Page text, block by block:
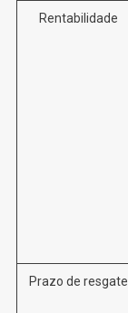
Rentabilidade
Prazo de resgate